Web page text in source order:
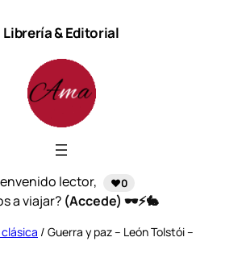
Librería & Editorial
lector, ❤️0
a viajar? (Accede) 🕶️⚡🐇
/ Guerra y paz – León Tolstói –